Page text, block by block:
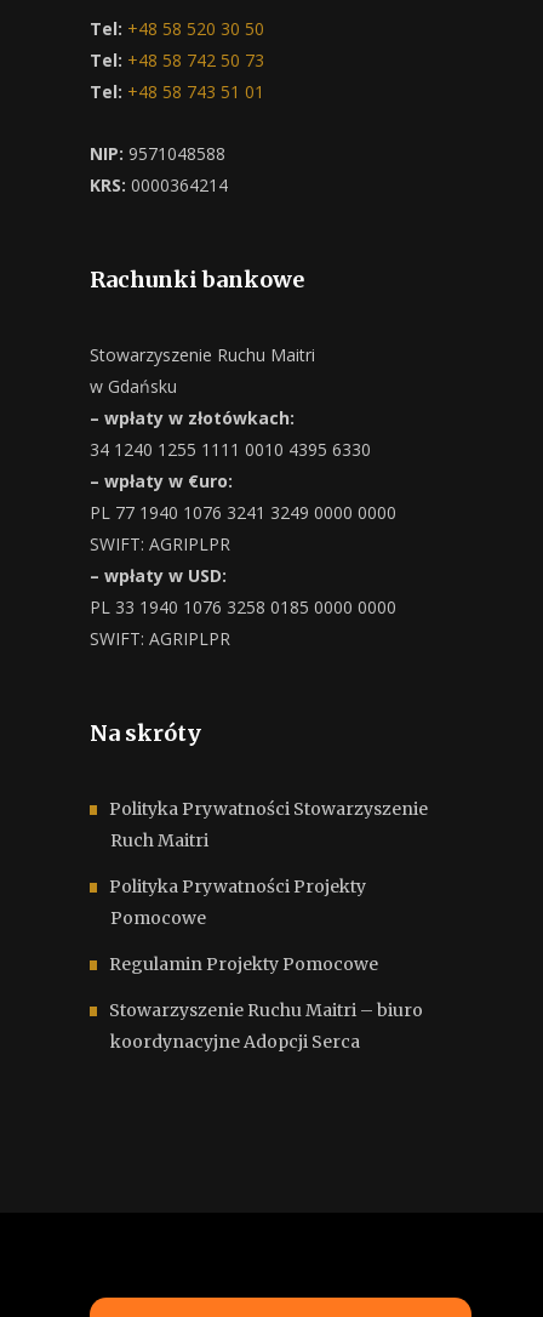
Tel: +48 58 520 30 50
Tel: +48 58 742 50 73
Tel: +48 58 743 51 01
NIP: 9571048588
KRS: 0000364214
Rachunki bankowe
Stowarzyszenie Ruchu Maitri
w Gdańsku
– wpłaty w złotówkach:
34 1240 1255 1111 0010 4395 6330
– wpłaty w €uro:
PL 77 1940 1076 3241 3249 0000 0000
SWIFT: AGRIPLPR
– wpłaty w USD:
PL 33 1940 1076 3258 0185 0000 0000
SWIFT: AGRIPLPR
Na skróty
Polityka Prywatności Stowarzyszenie
Ruch Maitri
Polityka Prywatności Projekty
Pomocowe
Regulamin Projekty Pomocowe
Stowarzyszenie Ruchu Maitri – biuro
koordynacyjne Adopcji Serca